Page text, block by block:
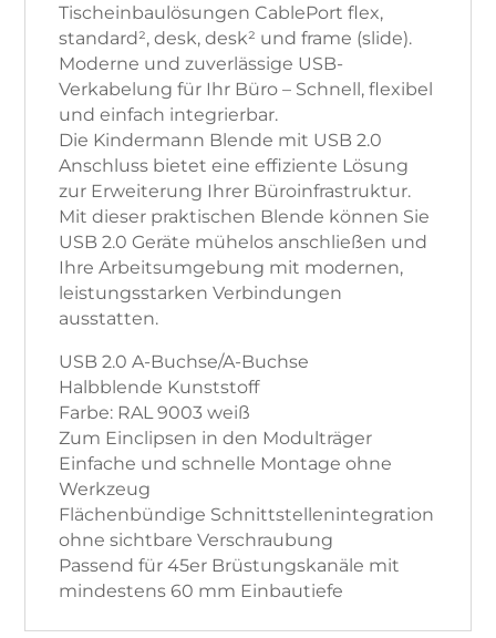
Tischeinbaulösungen CablePort flex,
standard², desk, desk² und frame (slide).
Moderne und zuverlässige USB-
Verkabelung für Ihr Büro – Schnell, flexibel
und einfach integrierbar.
Die Kindermann Blende mit USB 2.0
Anschluss bietet eine effiziente Lösung
zur Erweiterung Ihrer Büroinfrastruktur.
Mit dieser praktischen Blende können Sie
USB 2.0 Geräte mühelos anschließen und
Ihre Arbeitsumgebung mit modernen,
leistungsstarken Verbindungen
ausstatten.
USB 2.0 A-Buchse/A-Buchse
Halbblende Kunststoff
Farbe: RAL 9003 weiß
Zum Einclipsen in den Modulträger
Einfache und schnelle Montage ohne
Werkzeug
Flächenbündige Schnittstellenintegration
ohne sichtbare Verschraubung
Passend für 45er Brüstungskanäle mit
mindestens 60 mm Einbautiefe